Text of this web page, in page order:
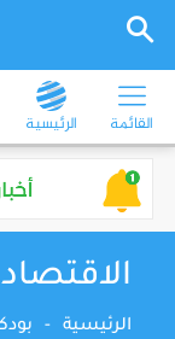
القائمة الرئيسية
الرئيسية -